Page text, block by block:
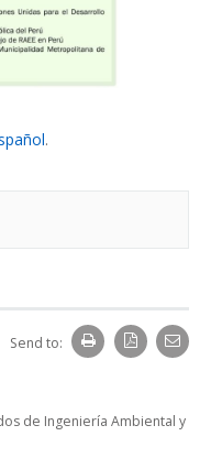
.
Send to:
de Ingeniería Ambiental y